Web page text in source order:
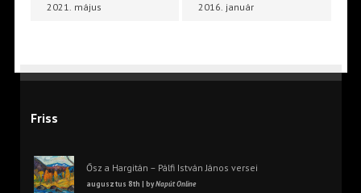
2021. május 2016. január
Friss
Ősz a Hargitán – Pálfi István János versei
augusztus 8th | byNapút Online